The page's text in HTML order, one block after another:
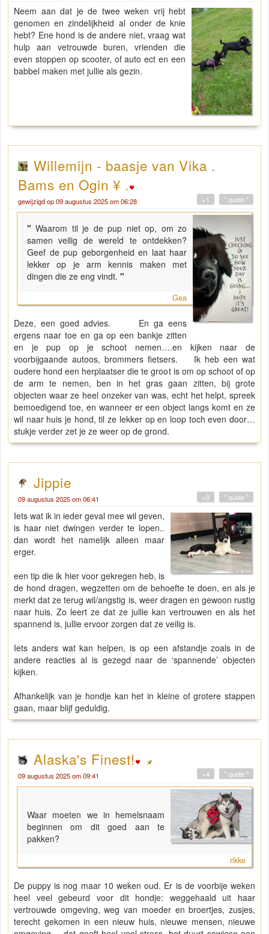
Neem aan dat je de twee weken vrij hebt
genomen en zindelijkheid al onder de knie
hebt? Ene hond is de andere niet, vraag wat
hulp aan vetrouwde buren, vrienden die
even stoppen op scooter, of auto ect en een
babbel maken met jullie als gezin.
Willemijn - baasje van Vika .
Bams en Ogin ¥ .
gewijzigd op 09 augustus 2025 om 06:28 " quote "
+1
"Waarom til je de pup niet op, om zo
samen veilig de wereld te ontdekken?
Geef de pup geborgenheid en laat haar
lekker op je arm kennis maken met
dingen die ze eng vindt. "
Gea
Deze, een goed advies. En ga eens
ergens naar toe en ga op een bankje zitten
en je pup op je schoot nemen….en kijken naar de
voorbijgaande autoos, brommers fietsers. Ik heb een wat
oudere hond een herplaatser die te groot is om op schoot of op
de arm te nemen, ben in het gras gaan zitten, bij grote
objecten waar ze heel onzeker van was, echt het helpt, spreek
bemoedigend toe, en wanneer er een object langs komt en ze
wil naar huis je hond, til ze lekker op en loop toch even door…
stukje verder zet je ze weer op de grond.
Jippie
09 augustus 2025 om 06:41 " quote "
+0
Iets wat ik in ieder geval mee wil geven,
is haar niet dwingen verder te lopen..
dan wordt het namelijk alleen maar
erger.
een tip die ik hier voor gekregen heb, is
de hond dragen, wegzetten om de behoefte te doen, en als je
merkt dat ze terug wil/angstig is, weer dragen en gewoon rustig
naar huis. Zo leert ze dat ze jullie kan vertrouwen en als het
spannend is, jullie ervoor zorgen dat ze veilig is.
Iets anders wat kan helpen, is op een afstandje zoals in de
andere reacties al is gezegd naar de ‘spannende’ objecten
kijken.
Afhankelijk van je hondje kan het in kleine of grotere stappen
gaan, maar blijf geduldig.
Alaska's Finest!
09 augustus 2025 om 09:41 " quote "
+4
Waar moeten we in hemelsnaam
beginnen om dit goed aan te
pakken?
rikke
De puppy is nog maar 10 weken oud. Er is de voorbije weken
heel veel gebeurd voor dit hondje: weggehaald uit haar
vertrouwde omgeving, weg van moeder en broertjes, zusjes,
terecht gekomen in een nieuw huis, nieuwe mensen, nieuwe